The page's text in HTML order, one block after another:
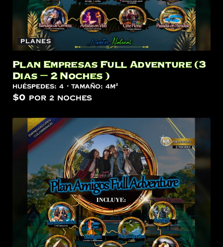
Planes
Plan Empresas Full Adventure (3
Dias – 2 Noches )
Huéspedes: 4 Tamaño: 4m²
$0 por 2 noches